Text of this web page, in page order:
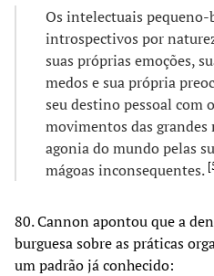
Os intelectuais pequeno-
introspectivos por
suas próprias emoções,
medos e sua própria
seu destino pessoal com
movimentos das grandes
agonia do mundo pelas
mágoas inconsequentes. [
80. Cannon apontou que a
burguesa sobre as práticas
um padrão já conhecido: